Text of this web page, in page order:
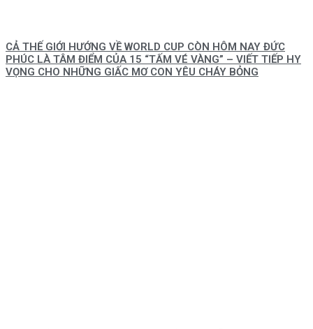
CẢ THẾ GIỚI HƯỚNG VỀ WORLD CUP CÒN HÔM NAY ĐỨC
PHÚC LÀ TÂM ĐIỂM CỦA 15 “TẤM VÉ VÀNG” – VIẾT TIẾP HY
VỌNG CHO NHỮNG GIẤC MƠ CON YÊU CHÁY BỎNG